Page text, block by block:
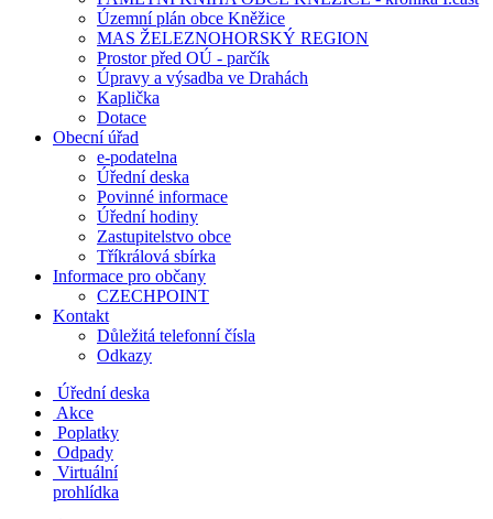
Územní plán obce Kněžice
MAS ŽELEZNOHORSKÝ REGION
Prostor před OÚ - parčík
Úpravy a výsadba ve Drahách
Kaplička
Dotace
Obecní úřad
e-podatelna
Úřední deska
Povinné informace
Úřední hodiny
Zastupitelstvo obce
Tříkrálová sbírka
Informace pro občany
CZECHPOINT
Kontakt
Důležitá telefonní čísla
Odkazy
Úřední deska
Akce
Poplatky
Odpady
Virtuální
prohlídka